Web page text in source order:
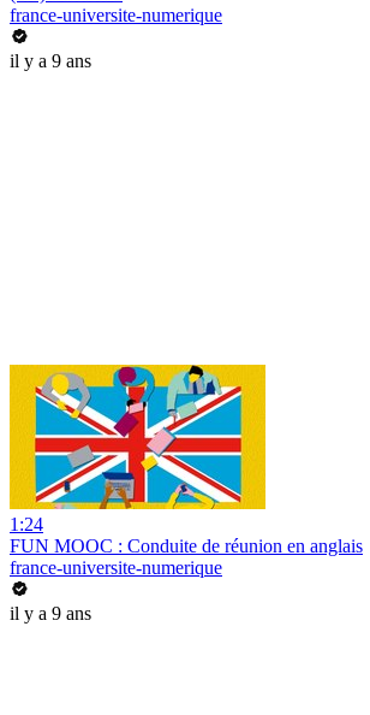
france-universite-numerique
il y a 9 ans
1:24
FUN MOOC : Conduite de réunion en anglais
france-universite-numerique
il y a 9 ans